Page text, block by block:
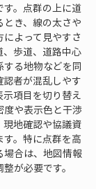
。点群の上に道
き、線の太さや
よって見やすさ
、歩道、道路中心
る地物などを同
認者が混乱しやす
示項目を切り替え
度や表示色と干渉
現地確認や協議資
。特に点群を高
場合は、地図情報
が必要です。